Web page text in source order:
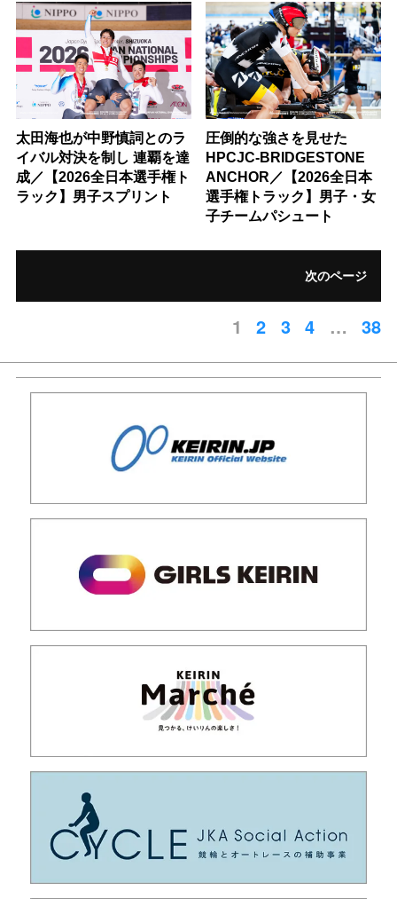
太田海也が中野慎詞とのラ
イバル対決を制し 連覇を達
成／【2026全日本選手権ト
ラック】男子スプリント
圧倒的な強さを見せた
HPCJC-BRIDGESTONE
ANCHOR／【2026全日本
選手権トラック】男子・女
子チームパシュート
次のページ
1 2 3 4 … 38